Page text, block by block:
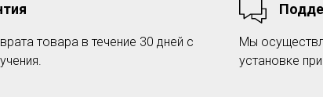
товара в течение 30 дней с
Мы
установке